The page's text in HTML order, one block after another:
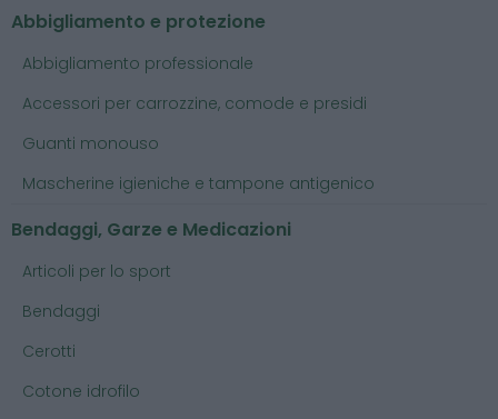
Abbigliamento e protezione
Abbigliamento professionale
Accessori per carrozzine, comode e presidi
Guanti monouso
Mascherine igieniche e tampone antigenico
Bendaggi, Garze e Medicazioni
Articoli per lo sport
Bendaggi
Cerotti
Cotone idrofilo